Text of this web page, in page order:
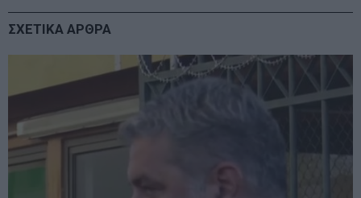
ΣΧΕΤΙΚΑ ΑΡΘΡΑ